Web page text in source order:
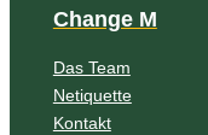
Change M
Das Team
Netiquette
Kontakt